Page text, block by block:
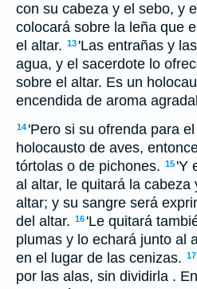
con su cabeza y el sebo, y
colocará sobre la leña que
el altar. 13 'Las entrañas y
agua, y el sacerdote lo
sobre el altar. Es un
encendida de aroma
14 'Pero si su ofrenda para
holocausto de aves,
tórtolas o de pichones. 15 'Y
al altar, le quitará la cabeza
altar; y su sangre será
del altar. 16 'Le quitará
plumas y lo echará junto al
en el lugar de las cenizas. 17
por las alas, sin dividirla .